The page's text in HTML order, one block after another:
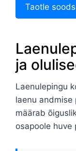
Taotle
ja
Laenulepingu
laenu andmise
määrab
osapoole huve